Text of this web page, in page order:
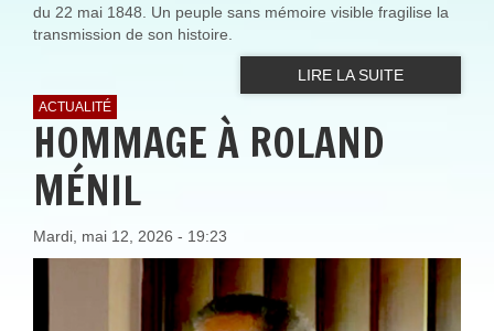
du 22 mai 1848. Un peuple sans mémoire visible fragilise la
transmission de son histoire.
LIRE LA SUITE
ACTUALITÉ
HOMMAGE À ROLAND
MÉNIL
Mardi, mai 12, 2026 - 19:23